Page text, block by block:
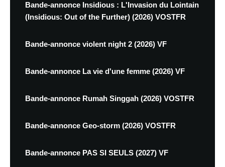
Bande-annonce Insidious : L'Invasion du Lointain
(Insidious: Out of the Further) (2026) VOSTFR
Bande-annonce violent night 2 (2026) VF
Bande-annonce La vie d'une femme (2026) VF
Bande-annonce Rumah Singgah (2026) VOSTFR
Bande-annonce Geo-storm (2026) VOSTFR
Bande-annonce PAS SI SEULS (2027) VF